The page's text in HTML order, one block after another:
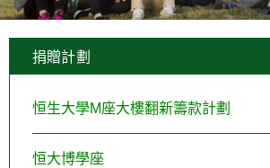
捐贈計劃
恒生大學M座大樓翻新籌款計劃
恒大博學座